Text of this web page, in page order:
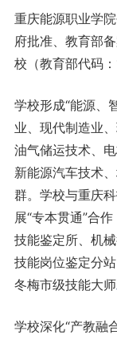
重庆能源职业学
府批准、教育部
校（教育部代码：
学校形成“能源、
业、现代制造业
油气储运技术、
新能源汽车技术
群。学校与重庆
展“专本贯通”合
技能鉴定所、机
技能岗位鉴定分
冬梅市级技能大师
学校深化“产教融